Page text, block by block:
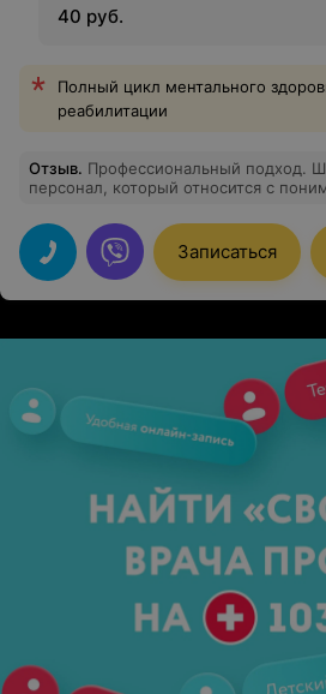
методом
40 руб.
Полный цикл ментального
реабилитации
Отзыв. Профессиональный подход.
персонал, который относится с
Рекомендую. За помощью только
Записаться